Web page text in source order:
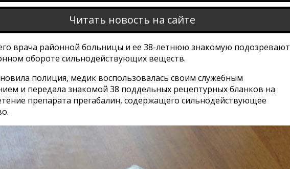
Читать новость на сайте
врача районной больницы и ее 38-летнюю знакомую подозревают
обороте сильнодействующих веществ.
полиция, медик воспользовалась своим служебным
и передала знакомой 38 поддельных рецептурных бланков на
препарата прегабалин, содержащего сильнодействующее